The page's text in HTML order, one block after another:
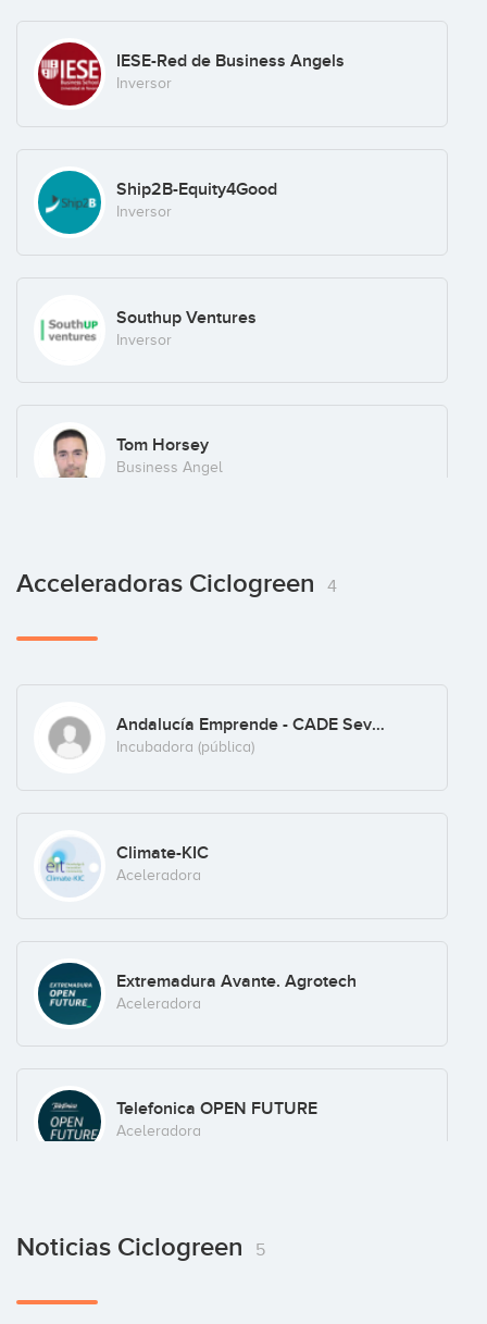
CTO
Design
Market Research
Sales Development Representative
IESE-Red de Business Angels
Inversor
Ship2B-Equity4Good
Inversor
Southup Ventures
Inversor
Tom Horsey
Business Angel
Acceleradoras Ciclogreen 4
Andalucía Emprende - CADE Sevilla
Incubadora (pública)
Climate-KIC
Aceleradora
Extremadura Avante. Agrotech
Aceleradora
Telefonica OPEN FUTURE
Aceleradora
Noticias Ciclogreen 5